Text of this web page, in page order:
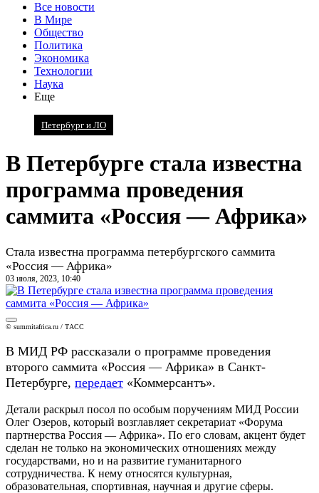
Все новости
В Мире
Общество
Политика
Экономика
Технологии
Наука
Еще
Петербург и ЛО
В Петербурге стала известна
программа проведения
саммита «Россия — Африка»
Стала известна программа петербургского саммита
«Россия — Африка»
03 июля, 2023, 10:40
© summitafrica.ru / ТАСС
В МИД РФ рассказали о программе проведения
второго саммита «Россия — Африка» в Санкт-
Петербурге, передает «Коммерсантъ».
Детали раскрыл посол по особым поручениям МИД России
Олег Озеров, который возглавляет секретариат «Форума
партнерства Россия — Африка». По его словам, акцент будет
сделан не только на экономических отношениях между
государствами, но и на развитие гуманитарного
сотрудничества. К нему относятся культурная,
образовательная, спортивная, научная и другие сферы.